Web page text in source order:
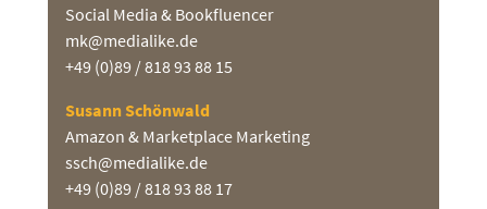
Social Media & Bookfluencer
mk@medialike.de
+49 (0)89 / 818 93 88 15
Susann Schönwald
Amazon & Marketplace Marketing
ssch@medialike.de
+49 (0)89 / 818 93 88 17